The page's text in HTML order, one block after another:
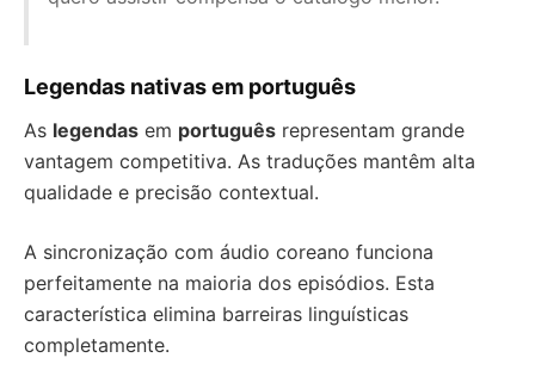
Legendas nativas em português
As legendas em português representam grande
vantagem competitiva. As traduções mantêm alta
qualidade e precisão contextual.
A sincronização com áudio coreano funciona
perfeitamente na maioria dos episódios. Esta
característica elimina barreiras linguísticas
completamente.